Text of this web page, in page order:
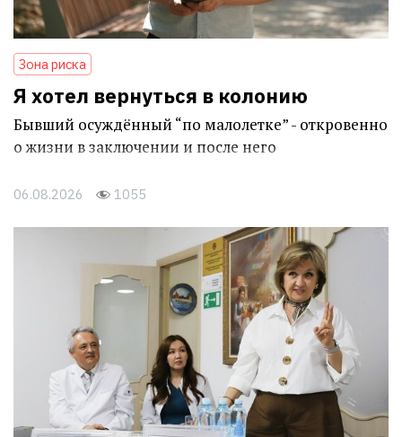
Зона риска
Я хотел вернуться в колонию
Бывший осуждённый “по малолетке” - откровенно
о жизни в заключении и после него
06.08.2026 1055